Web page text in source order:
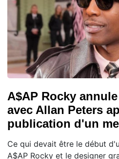
A$AP Rocky
avec Allan Peters
publication d'un
Ce qui devait être le début
A$AP Rocky et le designer